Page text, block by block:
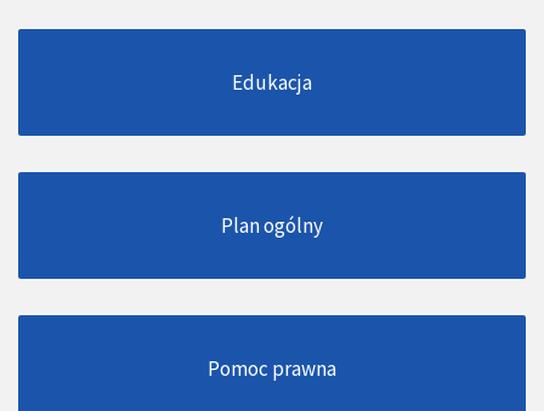
Edukacja
Plan ogólny
Pomoc prawna